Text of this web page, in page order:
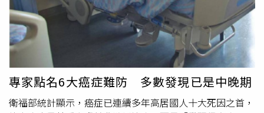
氣溫高，溼度大，天氣悶熱，氣壓低，患有心肌炎後遺症的
人易出現心律變緩、胸悶氣短等症狀。養生要注意早睡早
起，避免熬夜。育的開運大法：忌大量勞動： 小暑時氣候
炎熱，人體能量消耗較大，此時宜遵循「少動多靜」的養生
原則，以免陽氣外泄太過。每天作息應有規律，除了要保證
充足的睡眠外，也要注意勞逸結合，運動時一定要掌握好強
度，避免強度過大。樂的開運大法：1.宜靜心： 天氣炎熱，
人們容易煩躁不安，易動肝火，愛犯困，少精神，在養生健
喜，也稱讚他們親切、毫無架子，主動與大家互動合影。值
得一提的是，該餐廳距離亞倫戴斯納位於哈德遜河谷
（Hudson Valley）的Long Pond Studio錄音室約60英里
（約97公里），泰勒絲曾在當地錄製《folklore》等專輯，
紅髮艾德也曾在此創作歌曲，因此兩人同時現身，更被外界
視為婚禮將近的重要訊號。紅髮艾德、莎賓娜卡本特等演藝
圈好友近日接連在紐約被目擊，也讓婚禮賓客名單再掀熱
議。同一天晚間，歌手莎賓娜卡本特（Sabrina Carpenter）
專家點名6大癌症難防 多數發現已是中晚期
衛福部統計顯示，癌症已連續多年高居國人十大死因之首，